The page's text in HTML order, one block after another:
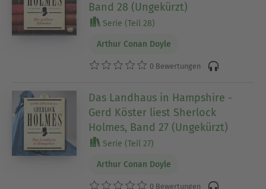
Band 28 (Ungekürzt)
Serie (Teil 28)
Arthur Conan Doyle
0 Bewertungen
Das Landhaus in Hampshire -
Gerd Köster liest Sherlock
Holmes, Band 27 (Ungekürzt)
Serie (Teil 27)
Arthur Conan Doyle
0 Bewertungen